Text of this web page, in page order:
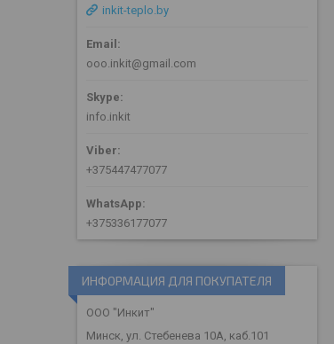
inkit-teplo.by
ooo.inkit@gmail.com
info.inkit
+375447477077
+375336177077
ИНФОРМАЦИЯ ДЛЯ ПОКУПАТЕЛЯ
ООО "Инкит"
Минск, ул. Стебенева 10А, каб.101